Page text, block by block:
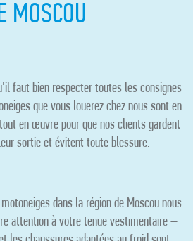
MOSCOU
faut bien respecter toutes les consignes
que vous louerez chez nous sont en
en œuvre pour que nos clients gardent
sortie et évitent toute blessure.
dans la région de Moscou nous
attention à votre tenue vestimentaire –